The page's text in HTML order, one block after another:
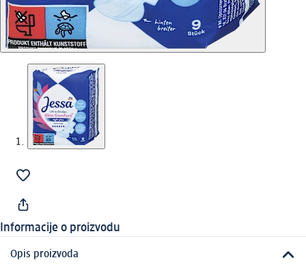
Informacije o proizvodu
Opis proizvoda